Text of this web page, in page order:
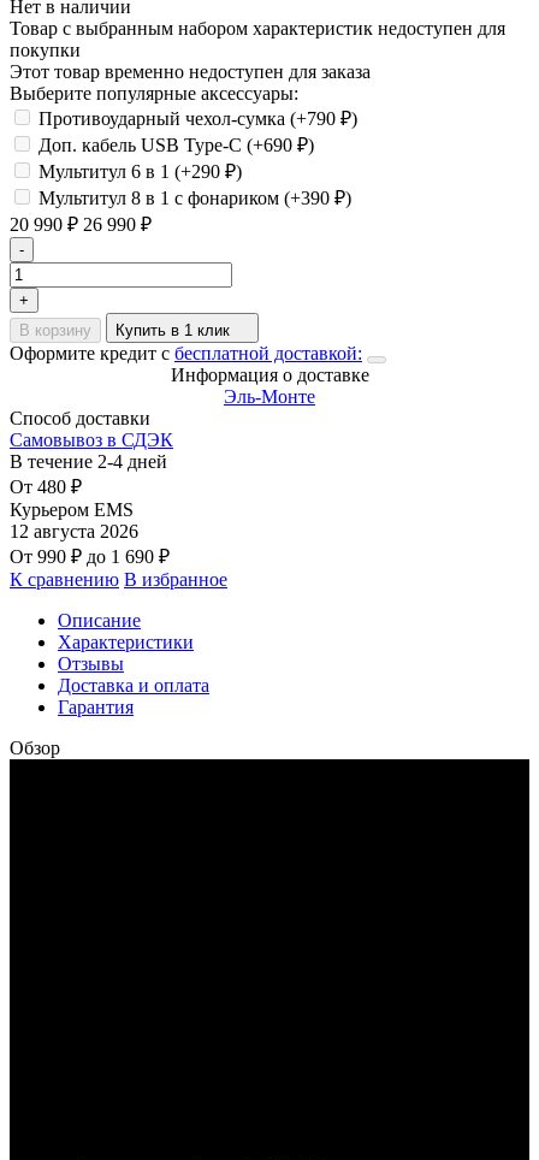
Нет в наличии
Товар с выбранным набором характеристик недоступен для
покупки
Этот товар временно недоступен для заказа
Выберите популярные аксессуары:
Противоударный чехол-сумка (+790 ₽)
Доп. кабель USB Type-C (+690 ₽)
Мультитул 6 в 1 (+290 ₽)
Мультитул 8 в 1 с фонариком (+390 ₽)
20 990 ₽ 26 990 ₽
-
+
В корзину
Купить в 1 клик
Оформите кредит с бесплатной доставкой:
Информация о доставке
Эль-Монте
Способ доставки
Самовывоз в СДЭК
В течение 2-4 дней
От 480 ₽
Курьером EMS
12 августа 2026
От 990 ₽ до 1 690 ₽
К сравнению В избранное
Описание
Характеристики
Отзывы
Доставка и оплата
Гарантия
Обзор